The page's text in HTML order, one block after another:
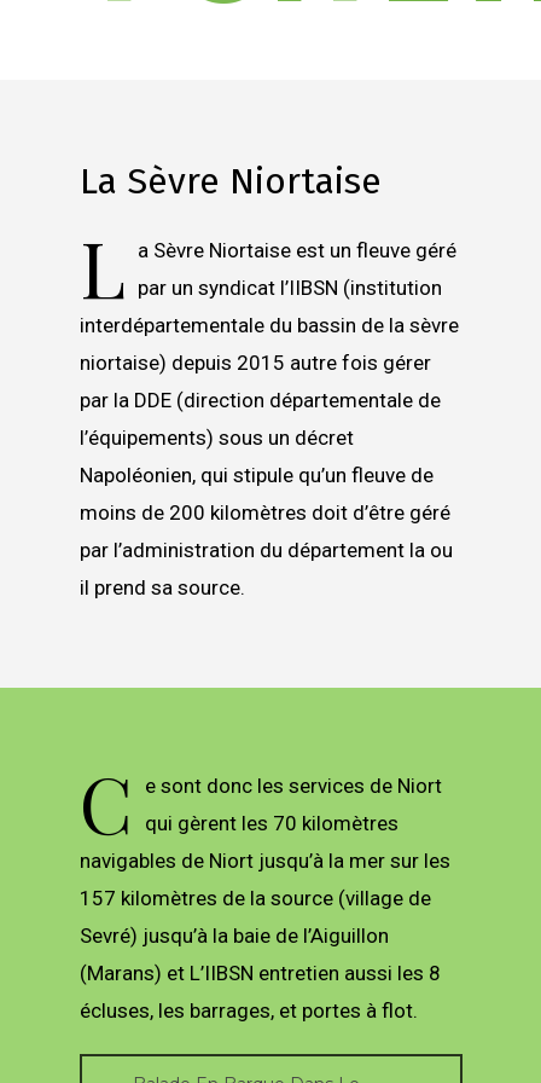
La Sèvre Niortaise
L a Sèvre Niortaise est un fleuve géré
par un syndicat l’IIBSN (institution
interdépartementale du bassin de la sèvre
niortaise) depuis 2015 autre fois gérer
par la DDE (direction départementale de
l’équipements) sous un décret
Napoléonien, qui stipule qu’un fleuve de
moins de 200 kilomètres doit d’être géré
par l’administration du département la ou
il prend sa source.
C
e sont donc les services de Niort
qui gèrent les 70 kilomètres
navigables de Niort jusqu’à la mer sur les
157 kilomètres de la source (village de
Sevré) jusqu’à la baie de l’Aiguillon
(Marans) et L’IIBSN entretien aussi les 8
écluses, les barrages, et portes à flot.